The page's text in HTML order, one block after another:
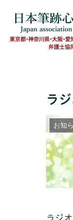
ラ
お知
ラジ